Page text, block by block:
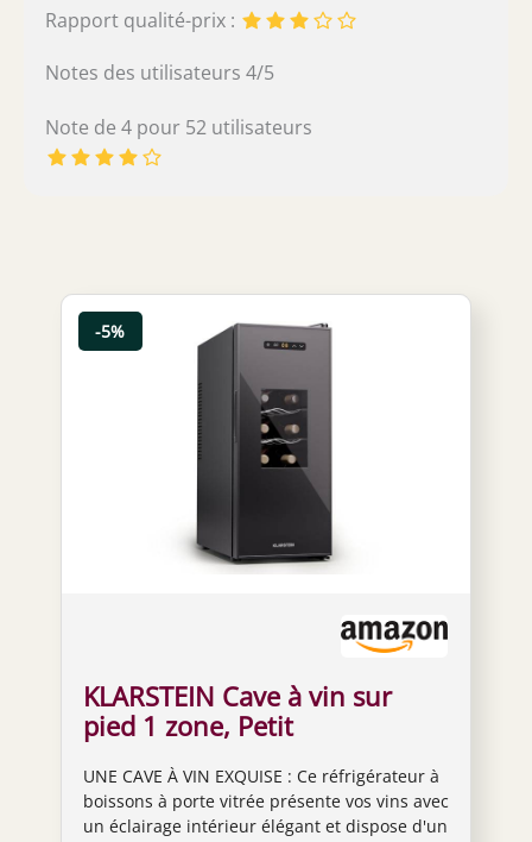
Rapport qualité-prix :
Notes des utilisateurs 4/5
Note de 4 pour 52 utilisateurs
KLARSTEIN Cave à vin sur
pied 1 zone, Petit
Petite cave à vin avec porte
vitrée, Réfrigérateur à
UNE CAVE À VIN EXQUISE : Ce réfrigérateur à
boissons à porte vitrée présente vos vins avec
un éclairage intérieur élégant et dispose d'un
-5%